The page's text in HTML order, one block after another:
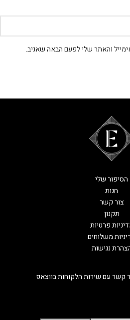
והאתר שלי לפעם הבאה שאגיב.
קשר עם שירות הלקוחות בווצאפ
הסיפור שלי
חנות
צור קשר
תקנון
פרטיות
משלוחים
נגישות